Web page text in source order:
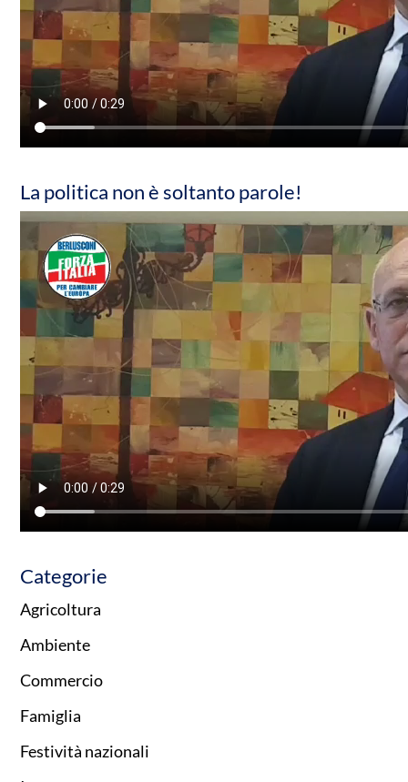
La politica non è soltanto parole!
Categorie
Agricoltura
Ambiente
Commercio
Famiglia
Festività nazionali